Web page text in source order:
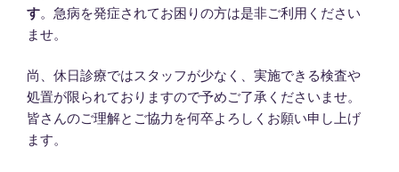
す。急病を発症されてお困りの方は是非ご利用ください
ませ。
尚、休日診療ではスタッフが少なく、実施できる検査や
処置が限られておりますので予めご了承くださいませ。
皆さんのご理解とご協力を何卒よろしくお願い申し上げ
ます。